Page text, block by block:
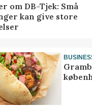
om DB-Tjek: Små
kan give store